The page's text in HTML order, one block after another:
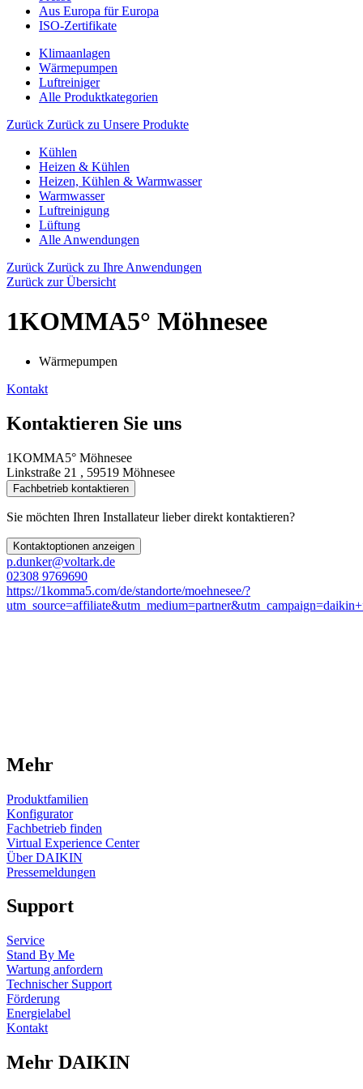
Aus Europa für Europa
ISO-Zertifikate
Klimaanlagen
Wärmepumpen
Luftreiniger
Alle Produktkategorien
Zurück Zurück zu Unsere Produkte
Kühlen
Heizen & Kühlen
Heizen, Kühlen & Warmwasser
Warmwasser
Luftreinigung
Lüftung
Alle Anwendungen
Zurück Zurück zu Ihre Anwendungen
Zurück zur Übersicht
1KOMMA5° Möhnesee
Wärmepumpen
Kontakt
Kontaktieren Sie uns
1KOMMA5° Möhnesee
Linkstraße 21 , 59519 Möhnesee
Fachbetrieb kontaktieren
Sie möchten Ihren Installateur lieber direkt kontaktieren?
Kontaktoptionen anzeigen
p.dunker@voltark.de
02308 9769690
https://1komma5.com/de/standorte/moehnesee/?
Mehr
Produktfamilien
Konfigurator
Fachbetrieb finden
Virtual Experience Center
Über DAIKIN
Pressemeldungen
Support
Service
Stand By Me
Wartung anfordern
Technischer Support
Förderung
Energielabel
Kontakt
Mehr DAIKIN